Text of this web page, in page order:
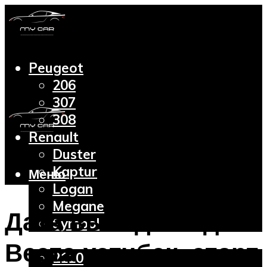
Peugeot
206
307
308
Renault
Duster
Kaptur
Logan
Megane
Symbol
2110
Меню
Дата выхода Лада
Веста хэтчбек: старт